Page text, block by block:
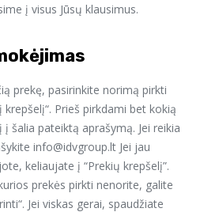
į visus Jūsų klausimus.
prekę, pasirinkite norimą pirkti
Prieš pirkdami bet kokią
šalia pateiktą aprašymą. Jei reikia
info@idvgroup.lt Jei jau
keliaujate į “Prekių krepšelį”.
prekės pirkti nenorite, galite
Jei viskas gerai, spaudžiate